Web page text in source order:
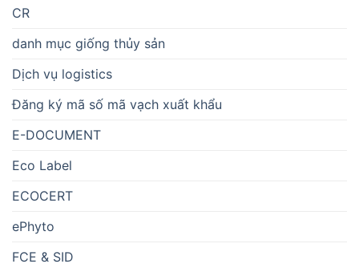
CR
danh mục giống thủy sản
Dịch vụ logistics
Đăng ký mã số mã vạch xuất khẩu
E-DOCUMENT
Eco Label
ECOCERT
ePhyto
FCE & SID